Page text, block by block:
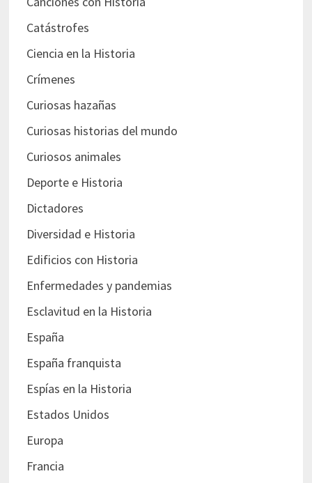
Catástrofes
Ciencia en la Historia
Crímenes
Curiosas hazañas
Curiosas historias del mundo
Curiosos animales
Deporte e Historia
Dictadores
Diversidad e Historia
Edificios con Historia
Enfermedades y pandemias
Esclavitud en la Historia
España
España franquista
Espías en la Historia
Estados Unidos
Europa
Francia